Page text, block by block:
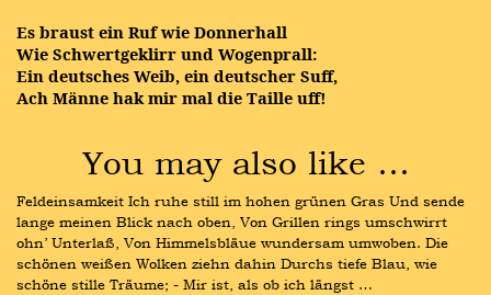
Es braust ein Ruf wie Donnerhall
Wie Schwertgeklirr und Wogenprall:
Ein deutsches Weib, ein deutscher Suff,
Ach Männe hak mir mal die Taille uff!
You may also like …
Feldeinsamkeit Ich ruhe still im hohen grünen Gras Und sende
lange meinen Blick nach oben, Von Grillen rings umschwirrt
ohn’ Unterlaß, Von Himmelsbläue wundersam umwoben. Die
schönen weißen Wolken ziehn dahin Durchs tiefe Blau, wie
schöne stille Träume; - Mir ist, als ob ich längst …